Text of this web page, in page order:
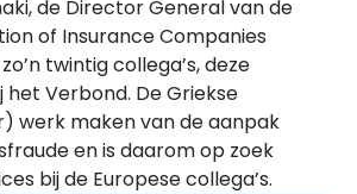
de Director General van de
of Insurance Companies
twintig collega’s, deze
het Verbond. De Griekse
werk maken van de aanpak
en is daarom op zoek
bij de Europese collega’s.